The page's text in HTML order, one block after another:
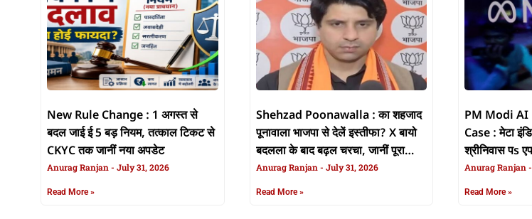
New Rule Change : 1 अगस्त से
बदल जाई ई 5 बड़ नियम, तत्काल टिकट से
CKYC तक जानीं नया अपडेट
Anurag Ranjan July 31, 2026
Read More »
Shehzad Poonawalla : का शहजाद
पूनावाला भाजपा से देलें इस्तीफा? X बायो
बदलला के बाद बढ़ल चरचा, जानीं पूरा
ममिला
Anurag Ranjan July 31, 2026
Read More »
PM Modi AI
Case : मेटा
श्रीनिवास पs
ममिला
Anurag Ranjan
Read More »